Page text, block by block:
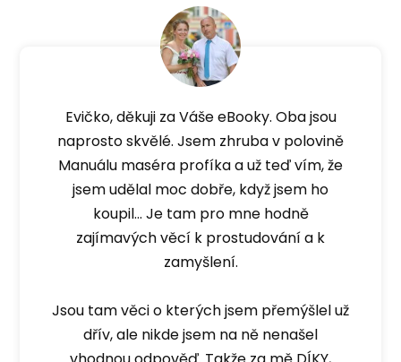
Evičko, děkuji za Váše eBooky. Oba jsou
naprosto skvělé. Jsem zhruba v polovině
Manuálu maséra profíka a už teď vím, že
jsem udělal moc dobře, když jsem ho
koupil... Je tam pro mne hodně
zajímavých věcí k prostudování a k
zamyšlení.
Jsou tam věci o kterých jsem přemýšlel už
dřív, ale nikde jsem na ně nenašel